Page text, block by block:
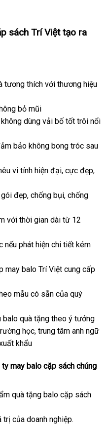
sách Trí Việt tạo ra
tương thích với thương hiệu
bỏ mũi
dùng vải bố tốt trôi nổi
bảo không bong tróc sau
vi tính hiện đại, cực đẹp,
đẹp, chống bụi, chống
với thời gian dài từ 12
phát hiện chi tiết kém
may balo Trí Việt cung cấp
mẫu có sẵn của quý
quà tặng theo ý tưởng
học, trung tâm anh ngữ
khẩu
may balo cặp sách chúng
quà tặng balo cặp sách
của doanh nghiệp.